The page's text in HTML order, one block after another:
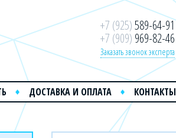
+7 (925)589-64-91
+7 (909) 969-82-46
Заказать звонок эксперта
ДОСТАВКА И ОПЛАТА КОНТАКТЫ